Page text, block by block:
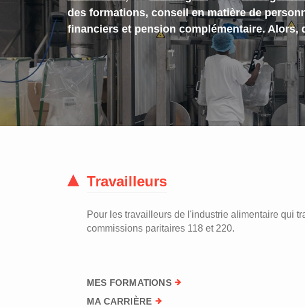
des formations, conseil en matière de
financiers et pension complémentaire.
Travailleurs
Pour les travailleurs de l'industrie alimentaire qui
commissions paritaires 118 et 220.
MES FORMATIONS
MA CARRIÈRE